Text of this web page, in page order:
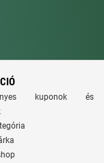
kuponok és